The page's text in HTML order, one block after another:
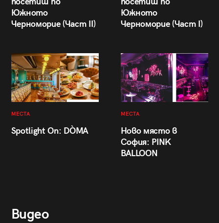
Южното
Черноморие (Част II)
Южното
Черноморие (Част I)
МЕСТА
Spotlight On: DÒMA
МЕСТА
Ново място в
София: PINK
BALLOON
Видео